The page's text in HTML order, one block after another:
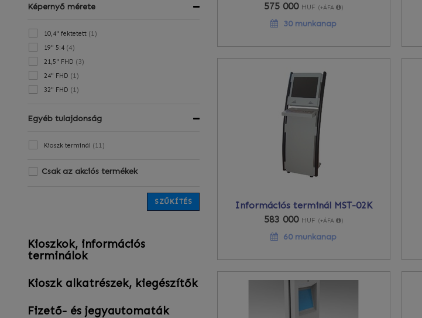
Üzemi/Ipari terminál
Képernyő mérete
10,4" fektetett (1)
19" 5:4 (4)
21,5" FHD (3)
24" FHD (1)
32" FHD (1)
Egyéb tulajdonság
Kioszk terminál (11)
Csak az akciós termékek
SZŰKÍTÉS
Kioszkok, információs
terminálok
Kioszk alkatrészek, kiegészítők
Fizető- és jegyautomaták
575 000 HUF (+ÁFA )
30 munkanap
Információs terminál MST-02K
583 000 HUF (+ÁFA )
60 munkanap